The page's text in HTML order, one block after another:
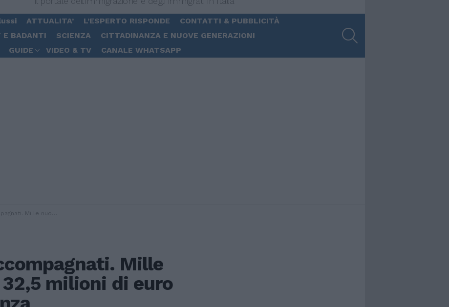
ATTUALITA’ L’ESPERTO RISPONDE
CONTATTI & PUBBLICITÀ
E BADANTI SCIENZA
CITTADINANZA E NUOVE GENERAZIONI
GUIDE VIDEO & TV CANALE WHATSAPP
e 32,5 milioni di euro per l’accoglienza
Mille
milioni di euro